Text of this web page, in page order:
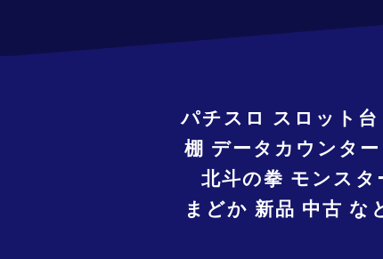
パチスロ スロット
棚 データカウンタ
北斗の拳 モンス
まどか 新品 中古 な